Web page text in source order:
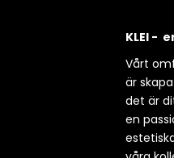
KLEI -
Vårt
är
det är
en